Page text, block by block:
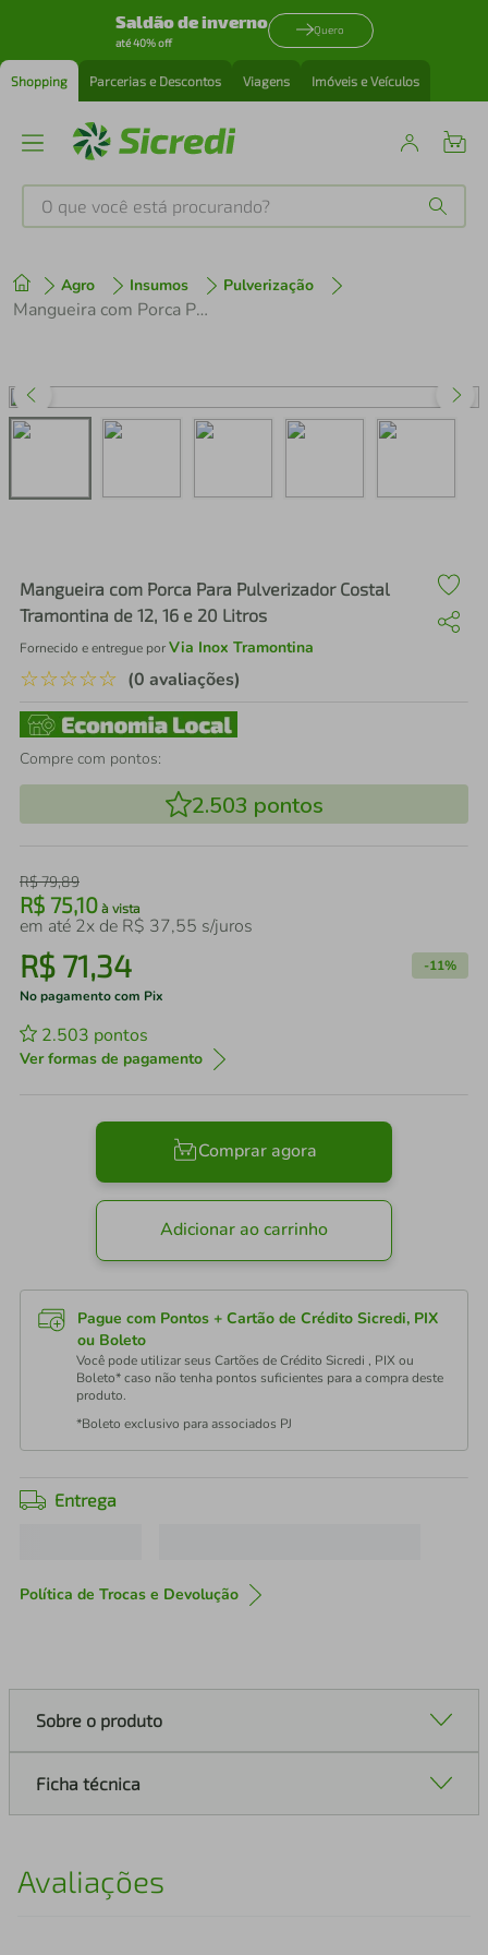
Saldão de inverno
até 40% off
Quero
Shopping Parcerias e Descontos Viagens Imóveis e Veículos
O que você está procurando?
Agro Insumos Pulverização
Mangueira com Porca Para Pulverizador Costal Tramontina de 12, 16 e 20 Litros
Mangueira com Porca Para Pulverizador Costal
Tramontina de 12, 16 e 20 Litros
Fornecido e entregue porVia Inox Tramontina
☆☆☆☆☆ (0 avaliações)
Compre com pontos:
2.503 pontos
R$79,89
R$ 75,10 à vista
em até 2x de R$ 37,55 s/juros
R$ 71,34 -11%
No pagamento com Pix
2.503 pontos
Ver formas de pagamento
Comprar agora
Adicionar ao carrinho
Pague com Pontos + Cartão de Crédito Sicredi, PIX
ou Boleto
Você pode utilizar seus Cartões de Crédito Sicredi , PIX ou
Boleto* caso não tenha pontos suficientes para a compra deste
produto.
*Boleto exclusivo para associados PJ
Entrega
Política de Trocas e Devolução
Sobre o produto
Ficha técnica
Avaliações
1º tenis
perfume